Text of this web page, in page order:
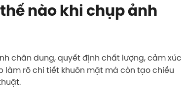
nào khi chụp ảnh
chân dung, quyết định chất lượng, cảm xúc
làm rõ chi tiết khuôn mặt mà còn tạo chiều